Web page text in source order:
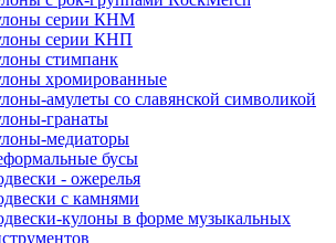
серии КНМ
серии КНП
стимпанк
хромированные
амулеты со славянской символикой
гранаты
медиаторы
бусы
- ожерелья
с камнями
кулоны в форме музыкальных